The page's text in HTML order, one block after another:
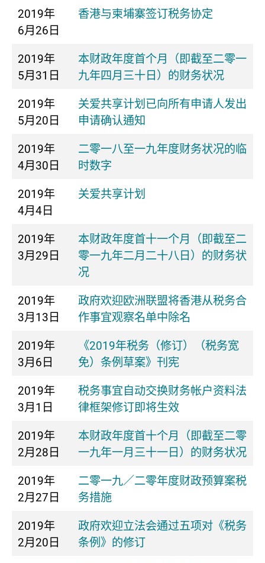
2019年
6月26日
香港与柬埔寨签订税务协定
2019年
5月31日
本财政年度首个月（即截至二零一
九年四月三十日）的财务状况
2019年
5月20日
关爱共享计划已向所有申请人发出
申请确认通知
2019年
4月30日
二零一八至一九年度财务状况的临
时数字
2019年
4月4日
关爱共享计划
2019年
3月29日
本财政年度首十一个月（即截至二
零一九年二月二十八日）的财务状
况
2019年
3月13日
政府欢迎欧洲联盟将香港从税务合
作事宜观察名单中除名
2019年
3月6日
《2019年税务（修订）（税务宽
免）条例草案》刊宪
2019年
3月1日
税务事宜自动交换财务帐户资料法
律框架修订即将生效
2019年
2月28日
本财政年度首十个月（即截至二零
一九年一月三十一日）的财务状况
2019年
2月27日
二零一九／二零年度财政预算案税
务措施
2019年
2月20日
政府欢迎立法会通过五项对《税务
条例》的修订